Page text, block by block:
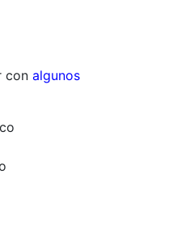
con algunos